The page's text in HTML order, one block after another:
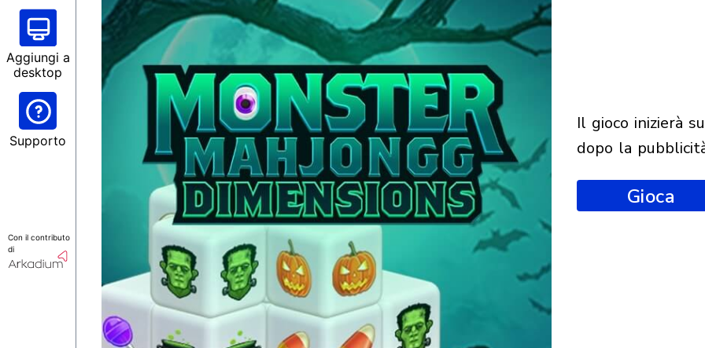
Aggiungi a
desktop
Supporto
Con il contributo
di
il gioco inizierà subito
dopo la
Gioca